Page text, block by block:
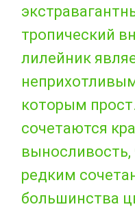
тропический
лилейник
которым
сочетаются
выносливость,
редким
большинства